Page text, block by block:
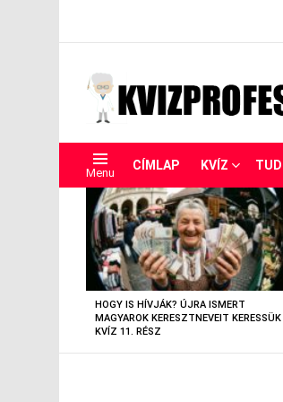
Menu CÍMLAP KVÍZ
LEGUTÓBBIAK
HOGY IS HÍVJÁK? ÚJRA ISMERT
MAGYAROK KERESZTNEVEIT KERESSÜK
KVÍZ 11. RÉSZ